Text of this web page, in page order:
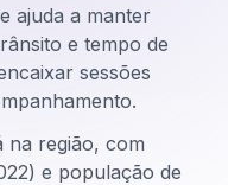
ajuda a manter
e tempo de
sessões
na região, com
e população de